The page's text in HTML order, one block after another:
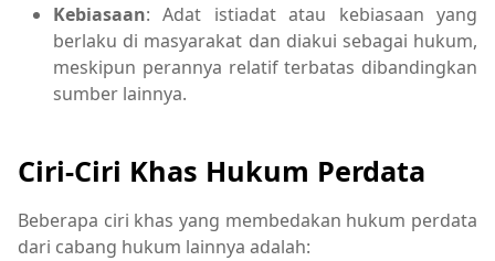
Kebiasaan: Adat istiadat atau kebiasaan yang
berlaku di masyarakat dan diakui sebagai hukum,
meskipun perannya relatif terbatas dibandingkan
sumber lainnya.
Ciri-Ciri Khas Hukum Perdata
Beberapa ciri khas yang membedakan hukum perdata
dari cabang hukum lainnya adalah: